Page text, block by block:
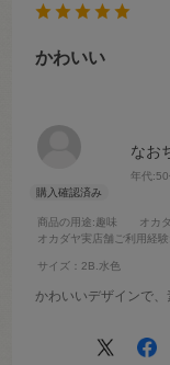
なお
年代:
商品の用途:趣味 オカ
オカダヤ実店舗ご利用経験
サイズ：2B.水色
かわいい
かわいいデザインで、